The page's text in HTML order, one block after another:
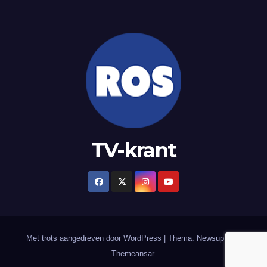
TV-krant
Met trots aangedreven door WordPress
Thema: Newsup door
Themeansar.